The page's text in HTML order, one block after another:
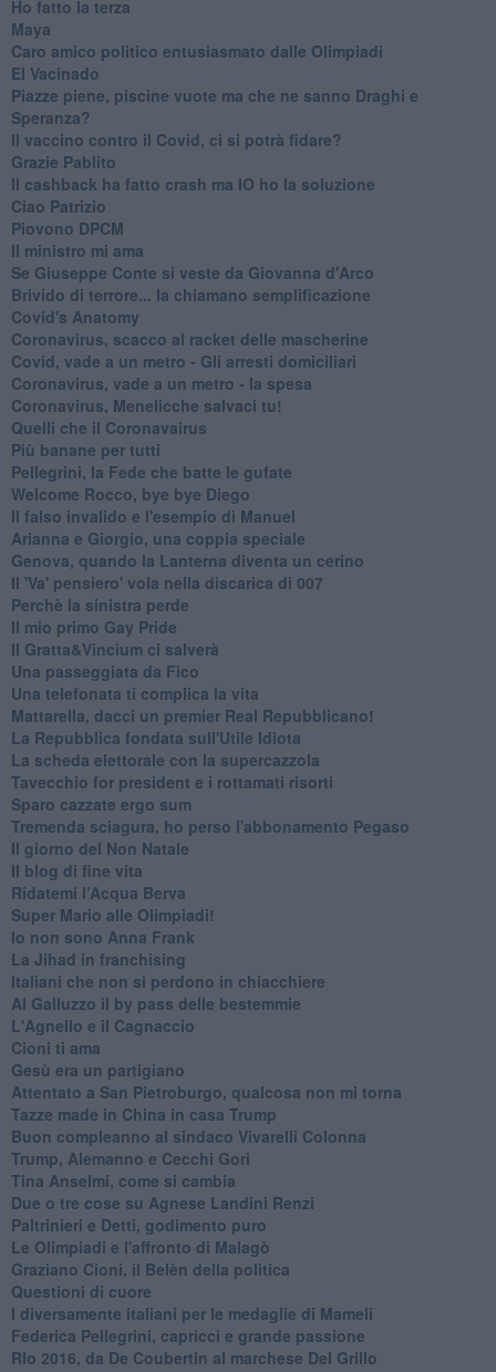
Ho fatto la terza
Maya
Caro amico politico entusiasmato dalle Olimpiadi
El Vacinado
Piazze piene, piscine vuote ma che ne sanno Draghi e
Speranza?
​Il vaccino contro il Covid, ci si potrà fidare?
Grazie Pablito
Il cashback ha fatto crash ma IO ho la soluzione
Ciao Patrizio
Piovono DPCM
Il ministro mi ama
Se Giuseppe Conte si veste da Giovanna d'Arco
Brivido di terrore... la chiamano semplificazione
Covid's Anatomy
Coronavirus, scacco al racket delle mascherine
Covid, vade a un metro - Gli arresti domiciliari
Coronavirus, vade a un metro - la spesa
Coronavirus, Menelicche salvaci tu!
Quelli che il Coronavairus
Più banane per tutti
Pellegrini, la Fede che batte le gufate
Welcome Rocco, bye bye Diego
Il falso invalido e l'esempio di Manuel
Arianna e Giorgio, una coppia speciale
Genova, quando la Lanterna diventa un cerino
Il 'Va' pensiero' vola nella discarica di 007
Perchè la sinistra perde
Il mio primo Gay Pride
Il Gratta&Vincium ci salverà
Una passeggiata da Fico
Una telefonata ti complica la vita
Mattarella, dacci un premier Real Repubblicano!
La Repubblica fondata sull'Utile Idiota
La scheda elettorale con la supercazzola
Tavecchio for president e i rottamati risorti
Sparo cazzate ergo sum
Tremenda sciagura, ho perso l'abbonamento Pegaso
Il giorno del Non Natale
Il blog di fine vita
​Ridatemi l’Acqua Berva
Super Mario alle Olimpiadi!
Io non sono Anna Frank
​La Jihad in franchising
Italiani che non si perdono in chiacchiere
Al Galluzzo il by pass delle bestemmie
L'Agnello e il Cagnaccio
Cioni ti ama
​Gesù era un partigiano
Attentato a San Pietroburgo, qualcosa non mi torna
Tazze made in China in casa Trump
Buon compleanno al sindaco Vivarelli Colonna
Trump, Alemanno e Cecchi Gori
Tina Anselmi, come si cambia
Due o tre cose su Agnese Landini Renzi
Paltrinieri e Detti, godimento puro
Le Olimpiadi e l'affronto di Malagò
Graziano Cioni, il Belèn della politica
Questioni di cuore
I diversamente italiani per le medaglie di Mameli
Federica Pellegrini, capricci e grande passione
RIo 2016, da De Coubertin al marchese Del Grillo